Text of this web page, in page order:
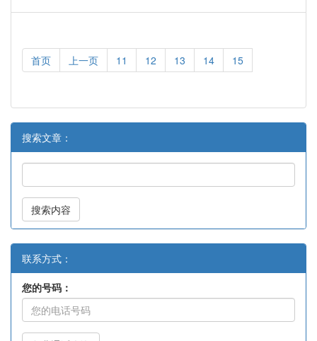
首页 上一页 11 12 13 14 15
搜索文章：
搜索内容
联系方式：
您的号码：